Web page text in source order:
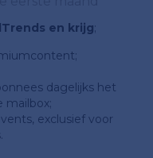
en krijg;
dagelijks het
mailbox;
exclusief voor